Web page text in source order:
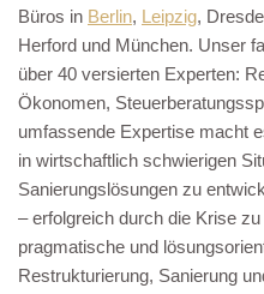
Büros in Berlin, Leipzig,
Herford und München. Unser
über 40 versierten Experten:
Ökonomen,
umfassende Expertise macht
in wirtschaftlich schwierigen
Sanierungslösungen zu
– erfolgreich durch die Krise
pragmatische und
Restrukturierung, Sanierung